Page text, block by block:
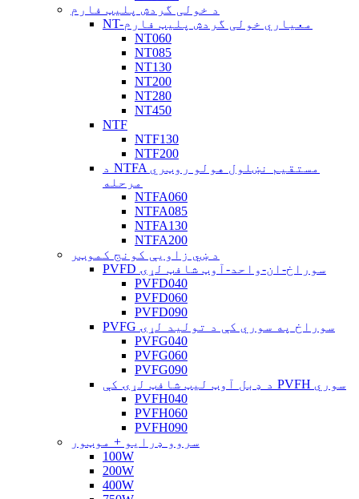
د خولی گردش پلیټ فارم
NT-معیاري خولی گردش پلیټ فارم
NT060
NT085
NT130
NT200
NT280
NT450
NTF
NTF130
NTF200
د NTFA مستقیم نښلول هولو روټري
مرحله
NTFA060
NTFA085
NTFA130
NTFA200
د ښي زاویې کونج کموټر
PVFD سوراخ-ان-واحد-آوټ شافټ لړۍ
PVFD040
PVFD060
PVFD090
PVFG سوراخ په سوري کې د تولید لړۍ
PVFG040
PVFG060
PVFG090
د ډبل آوټ لیټ شافټ لړۍ کې PVFH سوري
PVFH040
PVFH060
PVFH090
سروو ډرایو + موټور
100W
200W
400W